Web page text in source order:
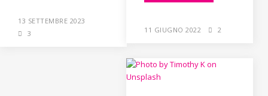
13 SETTEMBRE 2023
3
11 GIUGNO 2022 2